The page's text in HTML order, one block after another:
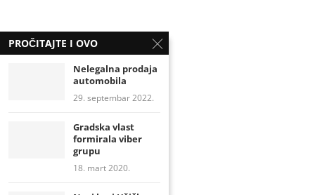
PROČITAJTE I OVO
Nelegalna prodaja
automobila
29. septembar 2022.
Gradska vlast
formirala viber
grupu
18. mart 2020.